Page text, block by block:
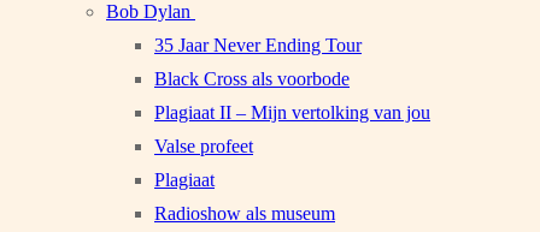
Bob Dylan
35 Jaar Never Ending Tour
Black Cross als voorbode
Plagiaat II – Mijn vertolking van jou
Valse profeet
Plagiaat
Radioshow als museum